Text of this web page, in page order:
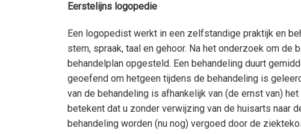
Eerstelijns logopedie
Een logopedist werkt in een zelfstandige praktijk en
stem, spraak, taal en gehoor. Na het onderzoek om
behandelplan opgesteld. Een behandeling duurt
geoefend om hetgeen tijdens de behandeling is
van de behandeling is afhankelijk van (de ernst van)
betekent dat u zonder verwijzing van de huisarts naar
behandeling worden (nu nog) vergoed door de